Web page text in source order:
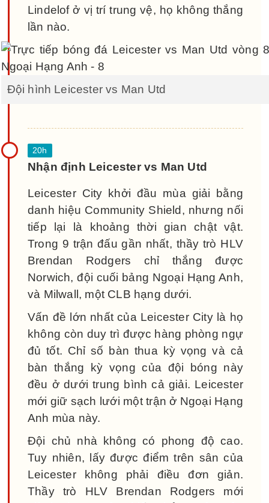
Lindelof ở vị trí trung vệ, họ không thắng
lần nào.
Đội hình Leicester vs Man Utd
Nhận định Leicester vs Man Utd
Leicester City khởi đầu mùa giải bằng
danh hiệu Community Shield, nhưng nối
tiếp lại là khoảng thời gian chật vật.
Trong 9 trận đấu gần nhất, thầy trò HLV
Brendan Rodgers chỉ thắng được
Norwich, đội cuối bảng Ngoại Hạng Anh,
và Milwall, một CLB hạng dưới.
Vấn đề lớn nhất của Leicester City là họ
không còn duy trì được hàng phòng ngự
đủ tốt. Chỉ số bàn thua kỳ vọng và cả
bàn thắng kỳ vọng của đội bóng này
đều ở dưới trung bình cả giải. Leicester
mới giữ sạch lưới một trận ở Ngoại Hạng
Anh mùa này.
Đội chủ nhà không có phong độ cao.
Tuy nhiên, lấy được điểm trên sân của
Leicester không phải điều đơn giản.
Thầy trò HLV Brendan Rodgers mới